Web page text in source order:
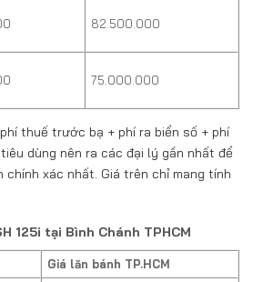
82.500.000
75.000.000
thuế trước bạ + phí ra biển số + phí
dùng nên ra các đại lý gần nhất để
xác nhất. Giá trên chỉ mang tính
125i tại Bình Chánh TPHCM
Giá lăn bánh TP.HCM